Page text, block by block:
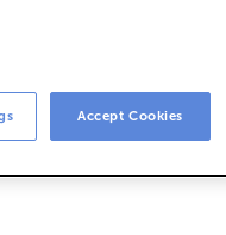
Accept Cookies